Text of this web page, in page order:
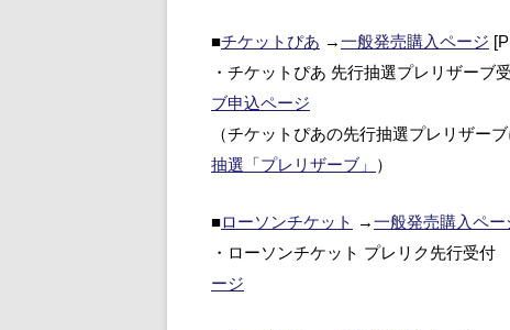
■チケットぴあ →一般発売購入ページ
・チケットぴあ 先行抽選プレリザー
ブ申込ページ
（チケットぴあの先行抽選プレリザー
抽選「プレリザーブ」
）
■ローソンチケット →一般発売購入ペー
・ローソンチケット プレリク先行受
ージ